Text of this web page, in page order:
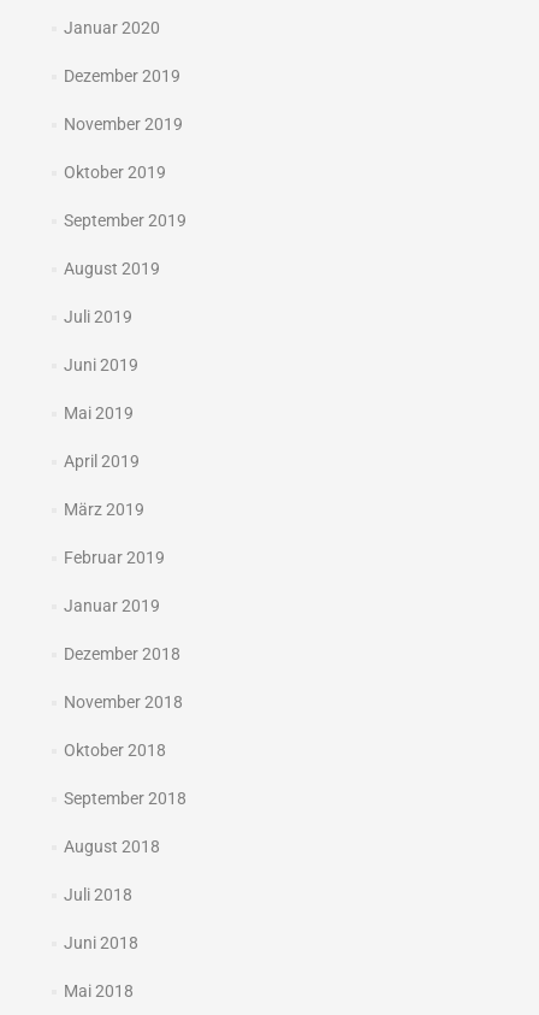
Januar 2020
Dezember 2019
November 2019
Oktober 2019
September 2019
August 2019
Juli 2019
Juni 2019
Mai 2019
April 2019
März 2019
Februar 2019
Januar 2019
Dezember 2018
November 2018
Oktober 2018
September 2018
August 2018
Juli 2018
Juni 2018
Mai 2018